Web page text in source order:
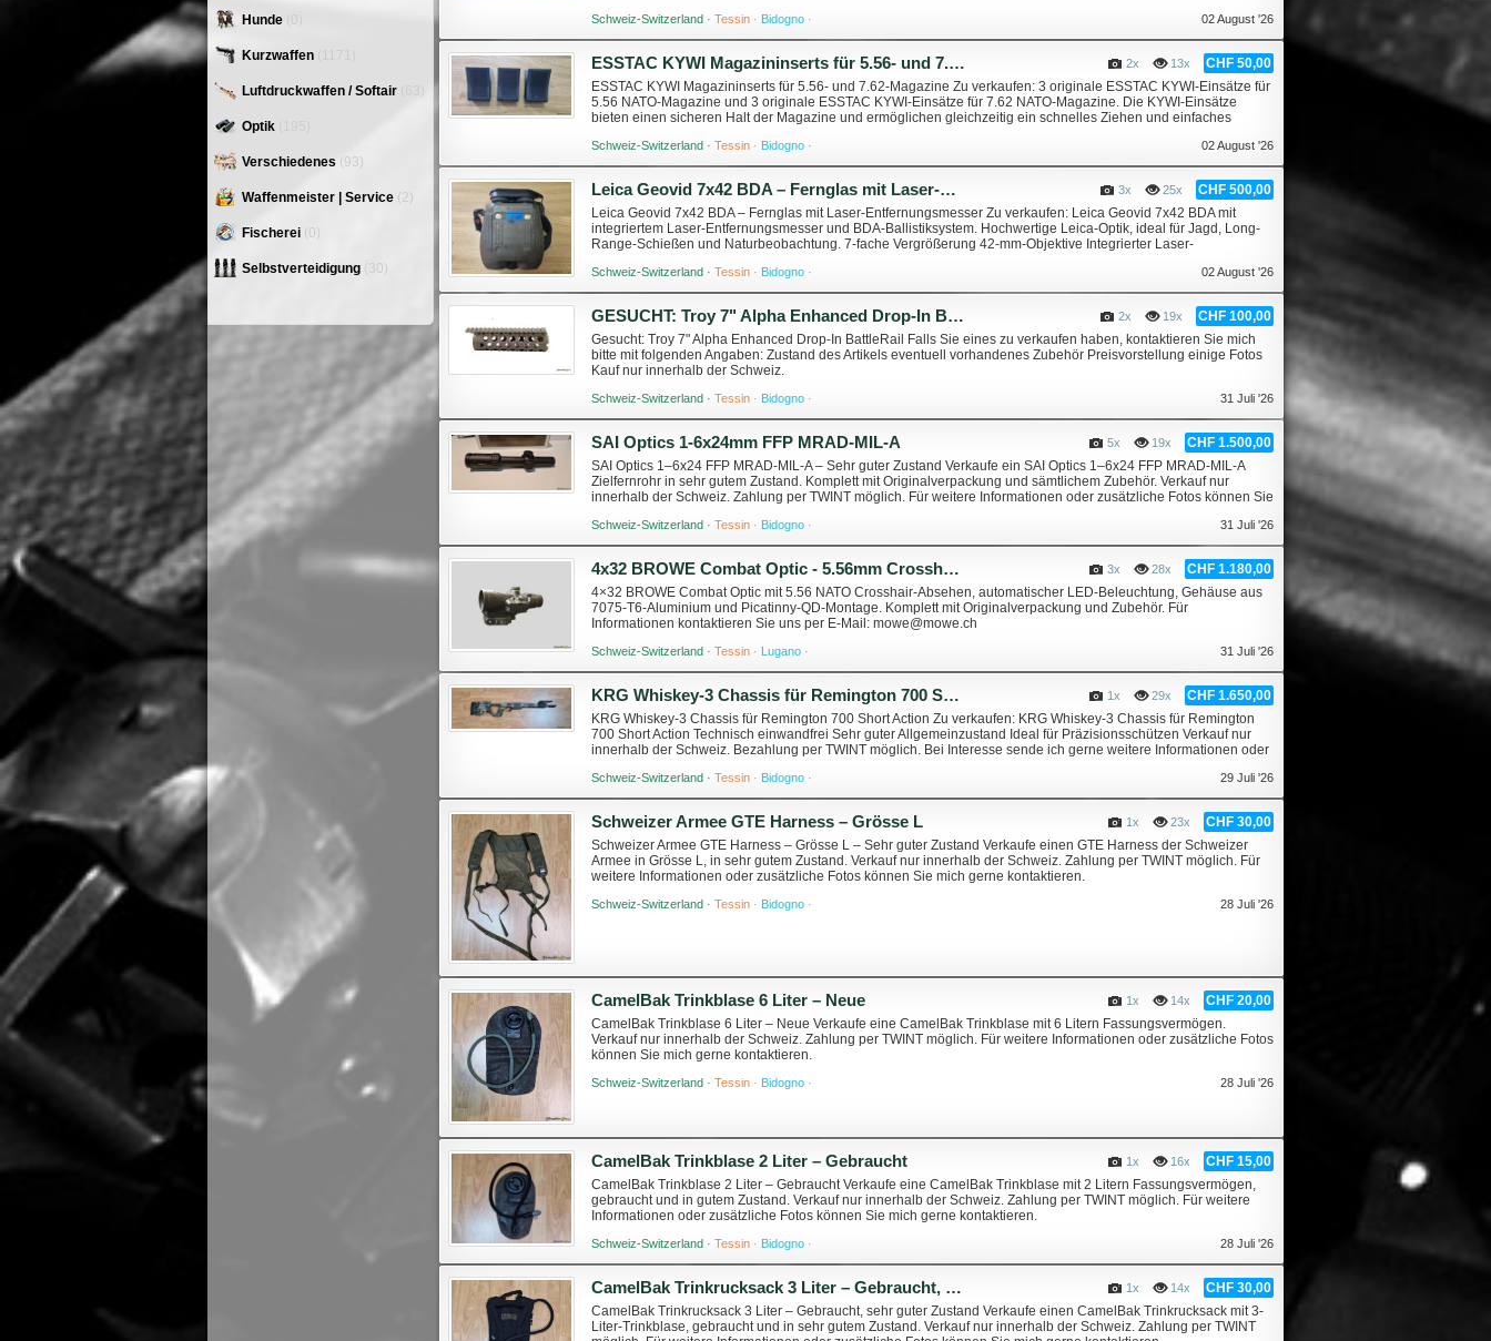
Schweiz-Switzerland ·Tessin · Bidogno · 02 August '26
ESSTAC KYWI Magazininserts für 5.56- und 7.62-Magazine CHF 50,00
13x
2x
ESSTAC KYWI Magazininserts für 5.56- und 7.62-Magazine Zu verkaufen: 3 originale ESSTAC KYWI-Einsätze für
5.56 NATO-Magazine und 3 originale ESSTAC KYWI-Einsätze für 7.62 NATO-Magazine. Die KYWI-Einsätze
bieten einen sicheren Halt der Magazine und ermöglichen gleichzeitig ein schnelles Ziehen und einfaches
Schweiz-Switzerland ·Tessin · Bidogno · 02 August '26
Leica Geovid 7x42 BDA – Fernglas mit Laser-Entfernungsmesser CHF 500,00
25x
3x
Leica Geovid 7x42 BDA – Fernglas mit Laser-Entfernungsmesser Zu verkaufen: Leica Geovid 7x42 BDA mit
integriertem Laser-Entfernungsmesser und BDA-Ballistiksystem. Hochwertige Leica-Optik, ideal für Jagd, Long-
Range-Schießen und Naturbeobachtung. 7-fache Vergrößerung 42-mm-Objektive Integrierter Laser-
Schweiz-Switzerland ·Tessin · Bidogno · 02 August '26
GESUCHT: Troy 7" Alpha Enhanced Drop-In BattleRail CHF 100,00
19x
2x
Gesucht: Troy 7" Alpha Enhanced Drop-In BattleRail Falls Sie eines zu verkaufen haben, kontaktieren Sie mich
bitte mit folgenden Angaben: Zustand des Artikels eventuell vorhandenes Zubehör Preisvorstellung einige Fotos
Kauf nur innerhalb der Schweiz.
Schweiz-Switzerland ·Tessin · Bidogno · 31 Juli '26
SAI Optics 1-6x24mm FFP MRAD-MIL-A CHF 1.500,00
19x
5x
SAI Optics 1–6x24 FFP MRAD-MIL-A – Sehr guter Zustand Verkaufe ein SAI Optics 1–6x24 FFP MRAD-MIL-A
Zielfernrohr in sehr gutem Zustand. Komplett mit Originalverpackung und sämtlichem Zubehör. Verkauf nur
innerhalb der Schweiz. Zahlung per TWINT möglich. Für weitere Informationen oder zusätzliche Fotos können Sie
Schweiz-Switzerland ·Tessin · Bidogno · 31 Juli '26
4x32 BROWE Combat Optic - 5.56mm Crosshair - NEU CHF 1.180,00
28x
3x
4×32 BROWE Combat Optic mit 5.56 NATO Crosshair-Absehen, automatischer LED-Beleuchtung, Gehäuse aus
7075-T6-Aluminium und Picatinny-QD-Montage. Komplett mit Originalverpackung und Zubehör. Für
Informationen kontaktieren Sie uns per E-Mail: mowe@mowe.ch
Schweiz-Switzerland ·Tessin · Lugano · 31 Juli '26
KRG Whiskey-3 Chassis für Remington 700 Short Action CHF 1.650,00
29x
1x
KRG Whiskey-3 Chassis für Remington 700 Short Action Zu verkaufen: KRG Whiskey-3 Chassis für Remington
700 Short Action Technisch einwandfrei Sehr guter Allgemeinzustand Ideal für Präzisionsschützen Verkauf nur
innerhalb der Schweiz. Bezahlung per TWINT möglich. Bei Interesse sende ich gerne weitere Informationen oder
Schweiz-Switzerland ·Tessin · Bidogno · 29 Juli '26
Schweizer Armee GTE Harness – Grösse L CHF 30,00
23x
1x
Schweizer Armee GTE Harness – Grösse L – Sehr guter Zustand Verkaufe einen GTE Harness der Schweizer
Armee in Grösse L, in sehr gutem Zustand. Verkauf nur innerhalb der Schweiz. Zahlung per TWINT möglich. Für
weitere Informationen oder zusätzliche Fotos können Sie mich gerne kontaktieren.
Schweiz-Switzerland ·Tessin · Bidogno · 28 Juli '26
CamelBak Trinkblase 6 Liter – Neue CHF 20,00
14x
1x
CamelBak Trinkblase 6 Liter – Neue Verkaufe eine CamelBak Trinkblase mit 6 Litern Fassungsvermögen.
Verkauf nur innerhalb der Schweiz. Zahlung per TWINT möglich. Für weitere Informationen oder zusätzliche Fotos
können Sie mich gerne kontaktieren.
Schweiz-Switzerland ·Tessin · Bidogno · 28 Juli '26
CamelBak Trinkblase 2 Liter – Gebraucht CHF 15,00
16x
1x
CamelBak Trinkblase 2 Liter – Gebraucht Verkaufe eine CamelBak Trinkblase mit 2 Litern Fassungsvermögen,
gebraucht und in gutem Zustand. Verkauf nur innerhalb der Schweiz. Zahlung per TWINT möglich. Für weitere
Informationen oder zusätzliche Fotos können Sie mich gerne kontaktieren.
Schweiz-Switzerland ·Tessin · Bidogno · 28 Juli '26
CamelBak Trinkrucksack 3 Liter – Gebraucht, sehr guter Zustand CHF 30,00
14x
1x
CamelBak Trinkrucksack 3 Liter – Gebraucht, sehr guter Zustand Verkaufe einen CamelBak Trinkrucksack mit 3-
Liter-Trinkblase, gebraucht und in sehr gutem Zustand. Verkauf nur innerhalb der Schweiz. Zahlung per TWINT
Hunde
Kurzwaffen
Luftdruckwaffen / Softair
Optik
Verschiedenes (93)
Waffenmeister | Service (2)
Fischerei (0)
Selbstverteidigung (30)